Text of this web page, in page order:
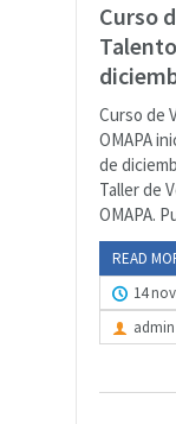
Curso
Curso de
OMAPA
de
Taller de
OMAPA.
READ
14
admin